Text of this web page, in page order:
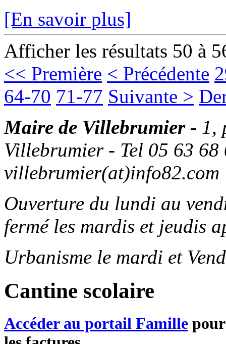
[En savoir plus]
Afficher les résultats 50 à
<< Première < Précédente
64-70 71-77 Suivante >
Maire de Villebrumier - 1,
Villebrumier - Tel 05 63
villebrumier(at)info82.com
Ouverture du lundi au
fermé les mardis et jeudis
Urbanisme le mardi et
Cantine scolaire
Accéder au portail Famille